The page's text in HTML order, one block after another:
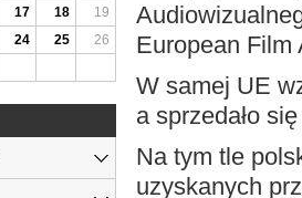
European Film
W samej UE
a sprzedało
Na tym tle
uzyskanych
17 18
19
24 25
26